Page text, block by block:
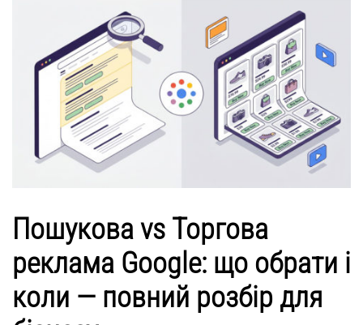
Пошукова vs Торгова
реклама Google: що обрати і
коли — повний розбір для